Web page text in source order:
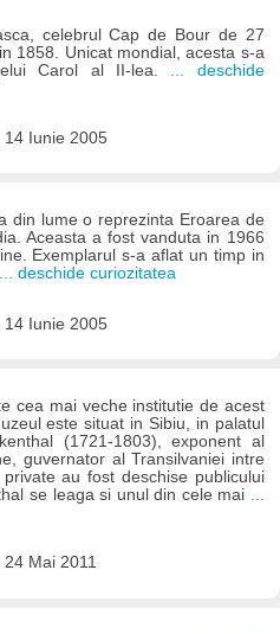
celebrul Cap de Bour de 27
1858. Unicat mondial, acesta s-a
Carol al II-lea.
... deschide
14 Iunie 2005
din lume o reprezinta Eroarea de
Aceasta a fost vanduta in 1966
Exemplarul s-a aflat un timp in
... deschide curiozitatea
14 Iunie 2005
cea mai veche institutie de acest
este situat in Sibiu, in palatul
(1721-1803), exponent al
guvernator al Transilvaniei intre
au fost deschise publicului
se leaga si unul din cele mai ...
24 Mai 2011